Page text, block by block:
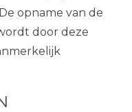
opname van de
door deze